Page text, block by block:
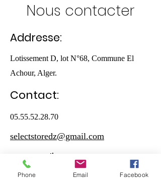
Nous contacter
Addresse:
Lotissement D, lot N°68, Commune El
Achour, Alger.
Contact:
05.55.52.28.70
selectstoredz@gmail.com
Heures d'ouverture:
Phone Email Facebook